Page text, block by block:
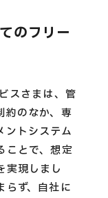
のフリー
スさまは、管
約のなか、専
ントシステム
ことで、想定
実現しまし
らず、自社に